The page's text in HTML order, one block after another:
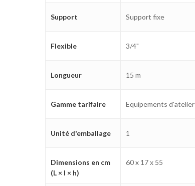
Support Support fixe
Flexible 3/4"
Longueur 15 m
Gamme tarifaire Equipements d'atelier
Unité d'emballage 1
Dimensions en cm
(L × l × h)
60 x 17 x 55